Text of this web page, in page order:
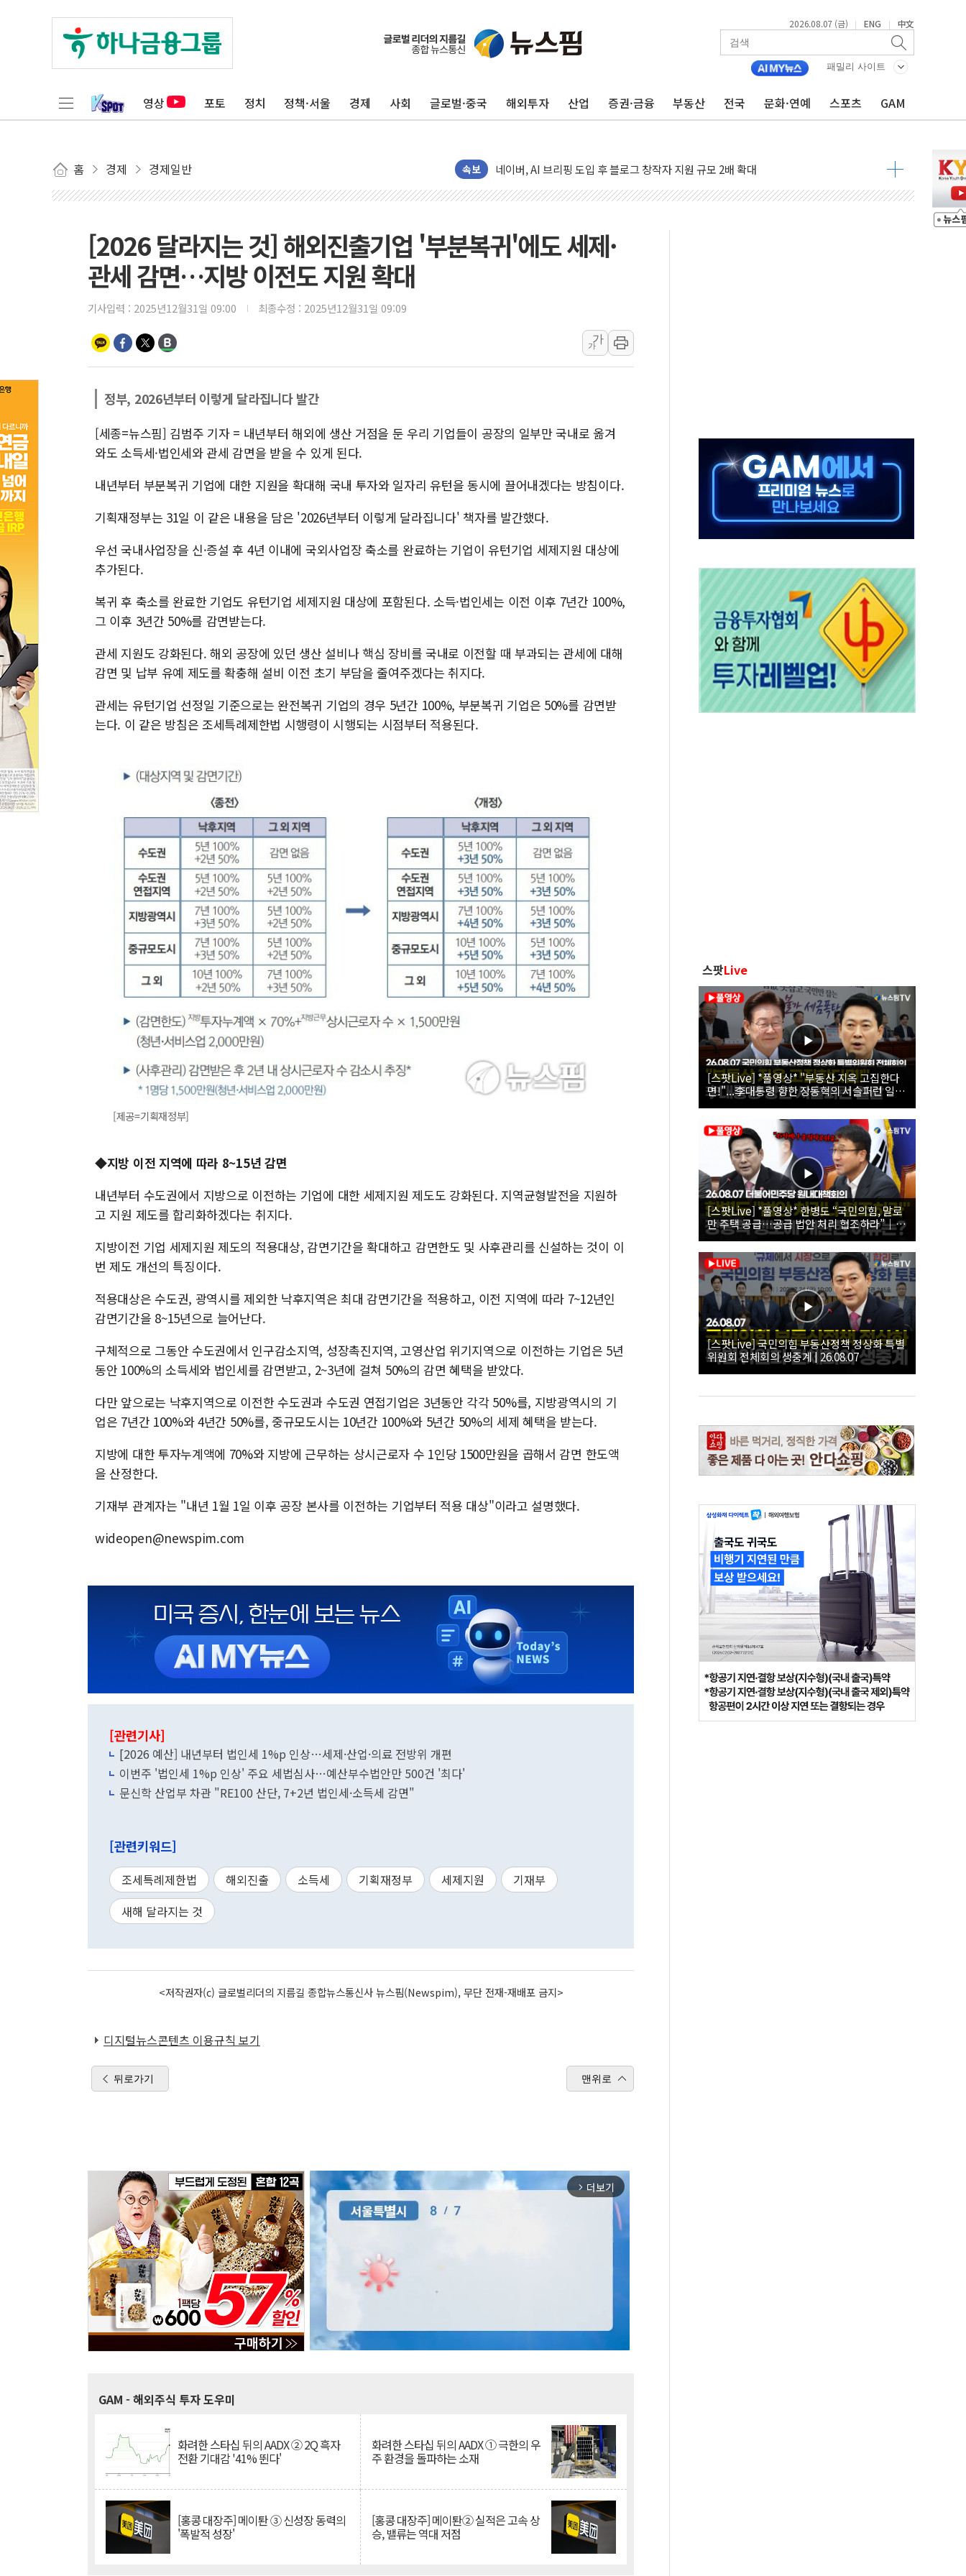
2026.08.07 (금) | ENG | 中文
패밀리 사이트
영상 포토 정치 정책·서울 경제 사회 글로벌·중국 해외투자 산업 증권·금융 부동산 전국 문화·연예 스포츠 GAM
홈 경제 경제일반 속보
[시승기] 공간·승차감 잡은 볼보 EX90…'올 터치'는 호불호
[종합] 청도 흥선리 야산 산불 1시간36분만에 주불진화....인명피해 없어
라인게임즈, '콰이어트' 테스트 참가자 3만 명 돌파
에어로케이항공, 청주-중국 청두 노선 운항허가 취득...중국 노선 다변화
SKT, '8월 월간 럭키 페스타' 실시...휴대폰 결제 최대 6000원 할인
LG헬로비전 '헬로모바일', 교보문고 제휴 전자책 요금제 출시
해군1함대 '창설 80주년' 기념식...지역축제 '불금전파, 송정'과 상생
원주시, 첨단의료복합단지 지정 준비 본격화…'AI 데이터 기반 메디테크 혁신허브' 구상
'해병 순직 책임' 임성근 전 사단장 항소심도 징역 3년
헥토이노베이션, 상반기 매출 첫 2000억원 돌파
민병덕 "오늘 67개 점포 영업 재개...장바구니에 홈플러스 담아달라" 호소
하나금융이 쏘아 올린 CIFO, 금융지주 포용금융 조직개편 신호탄
[2026 달라지는 것] 해외진출기업 '부분복귀'에도 세제·
관세 감면…지방 이전도 지원 확대
기사입력 : 2025년12월31일 09:00 최종수정 : 2025년12월31일 09:09
가
가
정부, 2026년부터 이렇게 달라집니다 발간
[세종=뉴스핌] 김범주 기자 = 내년부터 해외에 생산 거점을 둔 우리 기업들이 공장의 일부만 국내로 옮겨
와도 소득세·법인세와 관세 감면을 받을 수 있게 된다.
내년부터 부분복귀 기업에 대한 지원을 확대해 국내 투자와 일자리 유턴을 동시에 끌어내겠다는 방침이다.
기획재정부는 31일 이 같은 내용을 담은 '2026년부터 이렇게 달라집니다' 책자를 발간했다.
우선 국내사업장을 신·증설 후 4년 이내에 국외사업장 축소를 완료하는 기업이 유턴기업 세제지원 대상에
추가된다.
복귀 후 축소를 완료한 기업도 유턴기업 세제지원 대상에 포함된다. 소득·법인세는 이전 이후 7년간 100%,
그 이후 3년간 50%를 감면받는다.
관세 지원도 강화된다. 해외 공장에 있던 생산 설비나 핵심 장비를 국내로 이전할 때 부과되는 관세에 대해
감면 및 납부 유예 제도를 확충해 설비 이전 초기 부담을 줄여주겠다는 취지다.
관세는 유턴기업 선정일 기준으로는 완전복귀 기업의 경우 5년간 100%, 부분복귀 기업은 50%를 감면받
는다. 이 같은 방침은 조세특례제한법 시행령이 시행되는 시점부터 적용된다.
[제공=기획재정부]
◆지방 이전 지역에 따라 8~15년 감면
내년부터 수도권에서 지방으로 이전하는 기업에 대한 세제지원 제도도 강화된다. 지역균형발전을 지원하
고 지원 제도를 합리화하겠다는 취지다.
지방이전 기업 세제지원 제도의 적용대상, 감면기간을 확대하고 감면한도 및 사후관리를 신설하는 것이 이
번 제도 개선의 특징이다.
적용대상은 수도권, 광역시를 제외한 낙후지역은 최대 감면기간을 적용하고, 이전 지역에 따라 7~12년인
감면기간을 8~15년으로 늘어난다.
구체적으로 그동안 수도권에서 인구감소지역, 성장촉진지역, 고영산업 위기지역으로 이전하는 기업은 5년
동안 100%의 소득세와 법인세를 감면받고, 2~3년에 걸쳐 50%의 감면 혜택을 받았다.
다만 앞으로는 낙후지역으로 이전한 수도권과 수도권 연접기업은 3년동안 각각 50%를, 지방광역시의 기
업은 7년간 100%와 4년간 50%를, 중규모도시는 10년간 100%와 5년간 50%의 세제 혜택을 받는다.
지방에 대한 투자누계액에 70%와 지방에 근무하는 상시근로자 수 1인당 1500만원을 곱해서 감면 한도액
을 산정한다.
기재부 관계자는 "내년 1월 1일 이후 공장 본사를 이전하는 기업부터 적용 대상"이라고 설명했다.
wideopen@newspim.com
[관련기사]
[2026 예산] 내년부터 법인세 1%p 인상…세제·산업·의료 전방위 개편
이번주 '법인세 1%p 인상' 주요 세법심사…예산부수법안만 500건 '최다'
문신학 산업부 차관 "RE100 산단, 7+2년 법인세·소득세 감면"
[관련키워드]
조세특례제한법 해외진출 소득세 기획재정부 세제지원
기재부
새해 달라지는 것
<저작권자(c) 글로벌리더의 지름길 종합뉴스통신사 뉴스핌(Newspim), 무단 전재-재배포 금지>
디지털뉴스콘텐츠 이용규칙 보기
뒤로가기 맨위로
arrow_forward_ios 더보기
GAM - 해외주식 투자 도우미
화려한 스타십 뒤의 AADX ② 2Q 흑자
전환 기대감 '41% 뛴다'
화려한 스타십 뒤의 AADX ① 극한의 우
주 환경을 돌파하는 소재
[홍콩 대장주] 메이퇀 ③ 신성장 동력의
'폭발적 성장'
[홍콩 대장주] 메이퇀② 실적은 고속 상
승, 밸류는 역대 저점
스팟Live
[스팟Live] *풀영상* "부동산 지옥 고집한다
면!"...李대통령 향한 장동혁의 서슬퍼런 일갈
| 26.08.07 국민의힘 부동산정책 정상화 특별
위원회 전체회의
[스팟Live] *풀영상* 한병도 “국민의힘, 말로
만 주택 공급…공급 법안 처리 협조하라”｜
26.08.07 더불어민주당 원내대책회의
[스팟Live] 국민의힘 부동산정책 정상화 특별
위원회 전체회의 생중계 | 26.08.07